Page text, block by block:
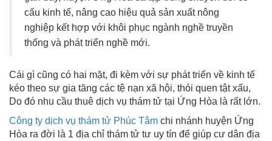
cấu kinh tế, nâng cao hiệu quả sản xuất nông
nghiệp kết hợp với khôi phục ngành nghề truyền
thống và phát triển nghề mới.
Cái gì cũng có hai mặt, đi kèm với sự phát triển về kinh tế
kéo theo sự gia tăng các tệ nạn xã hội, thói quen tật xấu,
Do đó nhu cầu thuê dịch vụ thám tử tại Ứng Hòa là rất lớn.
Công ty dịch vụ thám tử Phúc Tâm chi nhánh huyện Ứng
Hòa ra đời là 1 địa chỉ thám tử tư uy tín để giúp cư dân địa